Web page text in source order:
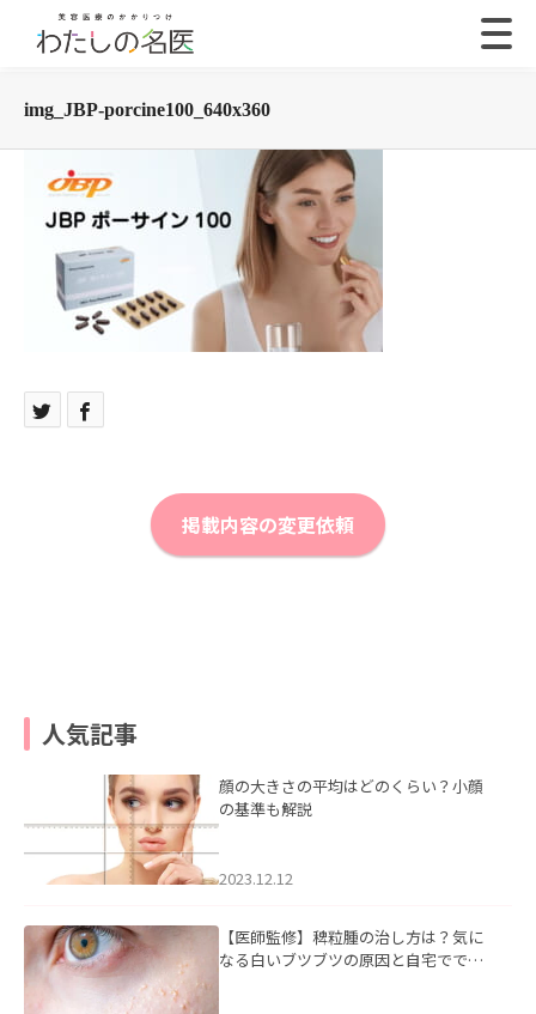
img_JBP-porcine100_640x360
掲載内容の変更依頼
人気記事
顔の大きさの平均はどのくらい？小顔
の基準も解説
2023.12.12
【医師監修】稗粒腫の治し方は？気に
なる白いブツブツの原因と自宅ででき